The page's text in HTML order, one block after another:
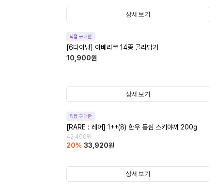
상세보기
직접 구매한
[6다이닝] 이베리코 14종 골라담기
10,900원
상세보기
직접 구매한
[RARE : 레어] 1++(8) 한우 등심 스키야끼 200g
42,400원
20% 33,920원
상세보기